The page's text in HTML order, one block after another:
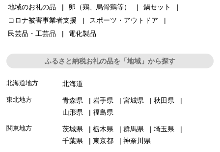
地域のお礼の品
卵（鶏、烏骨鶏等）
鍋セット
コロナ被害事業者支援
スポーツ・アウトドア
民芸品・工芸品
電化製品
ふるさと納税お礼の品を「地域」から探す
北海道地方 北海道
東北地方 青森県 岩手県 宮城県
秋田県
山形県
福島県
関東地方 茨城県 栃木県 群馬県
埼玉県
千葉県
東京都 神奈川県